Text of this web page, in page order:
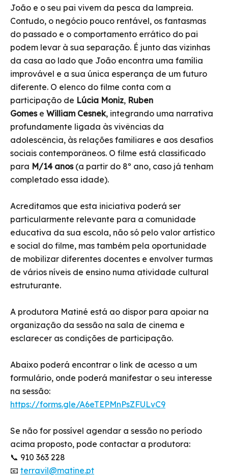
João e o seu pai vivem da pesca da lampreia.
Contudo, o negócio pouco rentável, os fantasmas
do passado e o comportamento errático do pai
podem levar à sua separação. É junto das vizinhas
da casa ao lado que João encontra uma família
improvável e a sua única esperança de um futuro
diferente. O elenco do filme conta com a
participação de Lúcia Moniz, Ruben
Gomese William Cesnek, integrando uma narrativa
profundamente ligada às vivências da
adolescência, às relações familiares e aos desafios
sociais contemporâneos. O filme está classificado
para M/14 anos (a partir do 8º ano, caso já tenham
completado essa idade).
Acreditamos que esta iniciativa poderá ser
particularmente relevante para a comunidade
educativa da sua escola, não só pelo valor artístico
e social do filme, mas também pela oportunidade
de mobilizar diferentes docentes e envolver turmas
de vários níveis de ensino numa atividade cultural
estruturante.
A produtora Matiné está ao dispor para apoiar na
organização da sessão na sala de cinema e
esclarecer as condições de participação.
Abaixo poderá encontrar o link de acesso a um
formulário, onde poderá manifestar o seu interesse
na sessão:
https://forms.gle/A6eTEPMnPsZFULvC9
Se não for possível agendar a sessão no período
acima proposto, pode contactar a produtora:
📞 910 363 228
📧 terravil@matine.pt